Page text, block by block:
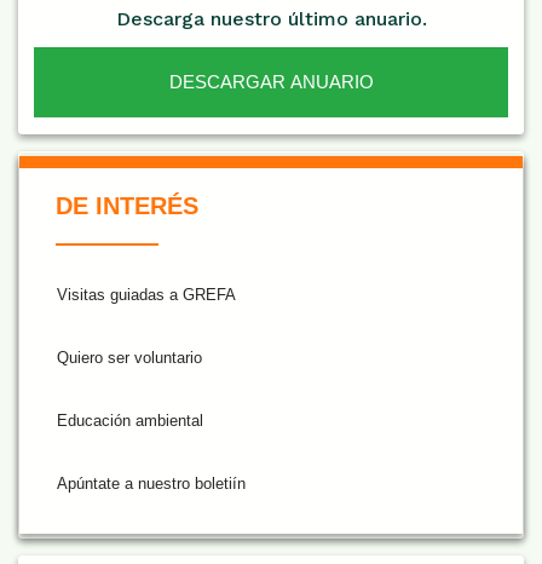
Descarga nuestro último anuario.
DESCARGAR ANUARIO
De Interés NARANJA
DE INTERÉS
Visitas guiadas a GREFA
Quiero ser voluntario
Educación ambiental
Apúntate a nuestro boletiín